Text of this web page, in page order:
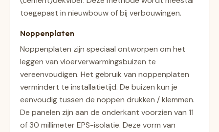
toegepast in nieuwbouw of bij verbouwingen.
Noppenplaten
Noppenplaten zijn speciaal ontworpen om het
leggen van vloerverwarmingsbuizen te
vereenvoudigen. Het gebruik van noppenplaten
vermindert te installatietijd. De buizen kun je
eenvoudig tussen de noppen drukken / klemmen.
De panelen zijn aan de onderkant voorzien van 11
of 30 millimeter EPS-isolatie. Deze vorm van